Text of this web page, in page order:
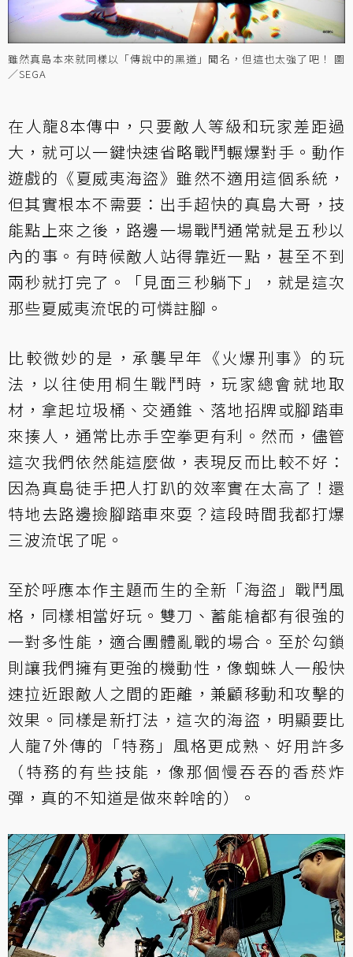
雖然真島本來就同樣以「傳說中的黑道」聞名，但這也太強了吧！ 圖
／SEGA
在人龍8本傳中，只要敵人等級和玩家差距過
大，就可以一鍵快速省略戰鬥輾爆對手。動作
遊戲的《夏威夷海盜》雖然不適用這個系統，
但其實根本不需要：出手超快的真島大哥，技
能點上來之後，路邊一場戰鬥通常就是五秒以
內的事。有時候敵人站得靠近一點，甚至不到
兩秒就打完了。「見面三秒躺下」，就是這次
那些夏威夷流氓的可憐註腳。
比較微妙的是，承襲早年《火爆刑事》的玩
法，以往使用桐生戰鬥時，玩家總會就地取
材，拿起垃圾桶、交通錐、落地招牌或腳踏車
來揍人，通常比赤手空拳更有利。然而，儘管
這次我們依然能這麼做，表現反而比較不好：
因為真島徒手把人打趴的效率實在太高了！還
特地去路邊撿腳踏車來耍？這段時間我都打爆
三波流氓了呢。
至於呼應本作主題而生的全新「海盜」戰鬥風
格，同樣相當好玩。雙刀、蓄能槍都有很強的
一對多性能，適合團體亂戰的場合。至於勾鎖
則讓我們擁有更強的機動性，像蜘蛛人一般快
速拉近跟敵人之間的距離，兼顧移動和攻擊的
效果。同樣是新打法，這次的海盜，明顯要比
人龍7外傳的「特務」風格更成熟、好用許多
（特務的有些技能，像那個慢吞吞的香菸炸
彈，真的不知道是做來幹啥的）。